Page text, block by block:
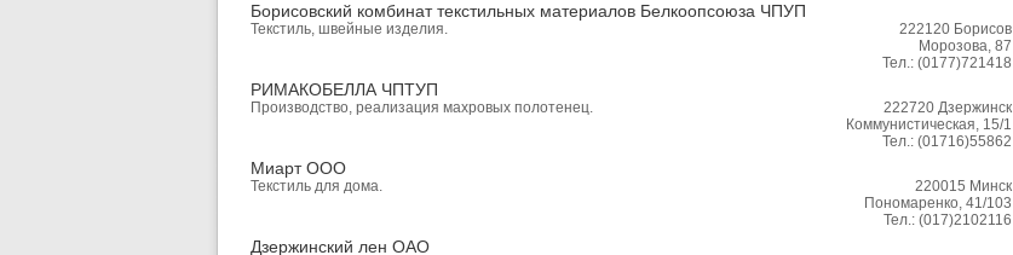
Борисовский комбинат текстильных материалов Белкоопсоюза ЧПУП
Текстиль, швейные изделия. 222120 Борисов
Морозова, 87
Тел.: (0177)721418
РИМАКОБЕЛЛА ЧПТУП
Производство, реализация махровых полотенец. 222720 Дзержинск
Коммунистическая, 15/1
Тел.: (01716)55862
Миарт ООО
Текстиль для дома. 220015 Минск
Пономаренко, 41/103
Тел.: (017)2102116
Дзержинский лен ОАО